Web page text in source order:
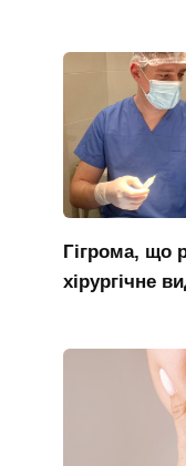
Гігрома, що
хірургічне